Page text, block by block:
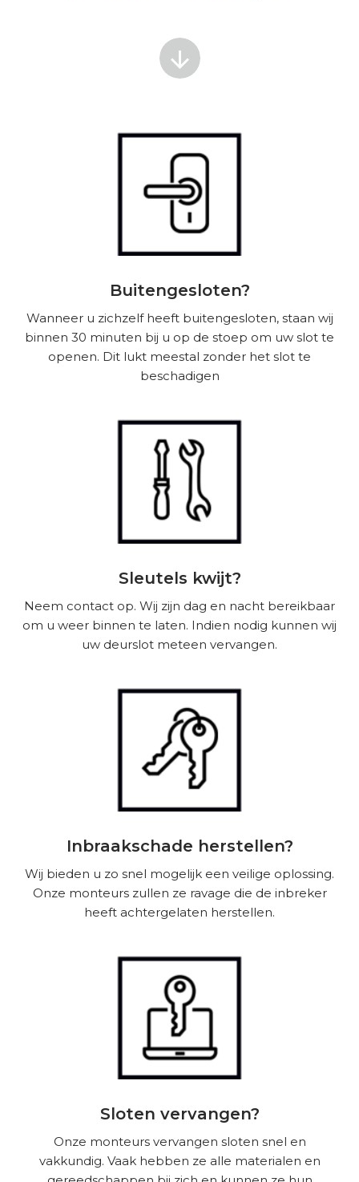
Buitengesloten?
Wanneer u zichzelf heeft buitengesloten, staan wij
binnen 30 minuten bij u op de stoep om uw slot te
openen. Dit lukt meestal zonder het slot te
beschadigen
Sleutels kwijt?
Neem contact op. Wij zijn dag en nacht bereikbaar
om u weer binnen te laten. Indien nodig kunnen wij
uw deurslot meteen vervangen.
Inbraakschade herstellen?
Wij bieden u zo snel mogelijk een veilige oplossing.
Onze monteurs zullen ze ravage die de inbreker
heeft achtergelaten herstellen.
Sloten vervangen?
Onze monteurs vervangen sloten snel en
vakkundig. Vaak hebben ze alle materialen en